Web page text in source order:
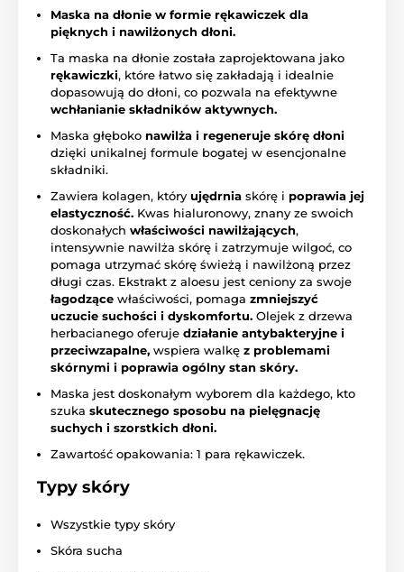
Maska na dłonie w formie rękawiczek dla
pięknych i nawilżonych dłoni.
Ta maska na dłonie została zaprojektowana jako
rękawiczki, które łatwo się zakładają i idealnie
dopasowują do dłoni, co pozwala na efektywne
wchłanianie składników aktywnych.
Maska głęboko nawilża i regeneruje skórę dłoni
dzięki unikalnej formule bogatej w esencjonalne
składniki.
Zawiera kolagen, który ujędrnia skórę i poprawia jej
elastyczność. Kwas hialuronowy, znany ze swoich
doskonałych właściwości nawilżających,
intensywnie nawilża skórę i zatrzymuje wilgoć, co
pomaga utrzymać skórę świeżą i nawilżoną przez
długi czas. Ekstrakt z aloesu jest ceniony za swoje
łagodzące właściwości, pomaga zmniejszyć
uczucie suchości i dyskomfortu. Olejek z drzewa
herbacianego oferuje działanie antybakteryjne i
przeciwzapalne, wspiera walkę z problemami
skórnymi i poprawia ogólny stan skóry.
Maska jest doskonałym wyborem dla każdego, kto
szuka skutecznego sposobu na pielęgnację
suchych i szorstkich dłoni.
Zawartość opakowania: 1 para rękawiczek.
Typy skóry
Wszystkie typy skóry
Skóra sucha